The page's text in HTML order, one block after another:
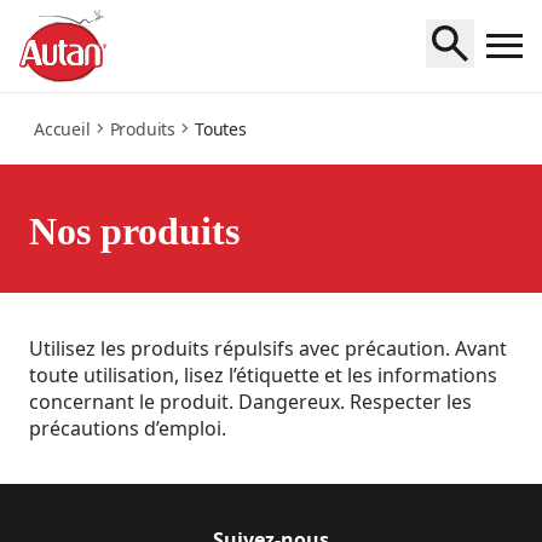
Accueil Produits Toutes
Nos produits
Utilisez les produits répulsifs avec précaution. Avant
toute utilisation, lisez l’étiquette et les informations
concernant le produit. Dangereux. Respecter les
précautions d’emploi.